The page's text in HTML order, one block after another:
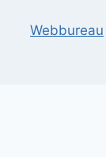
Webbureau